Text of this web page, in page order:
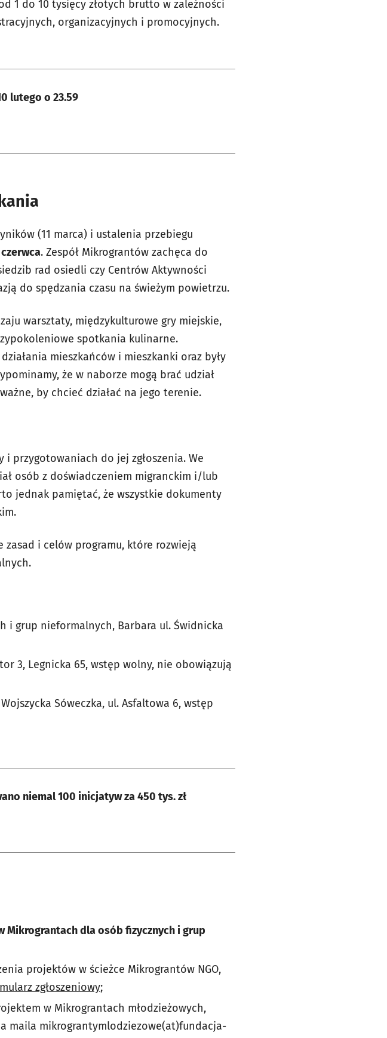
1 do 10 tysięcy złotych brutto w zależności
organizacyjnych i promocyjnych.
lutego o 23.59
(11 marca) i ustalenia przebiegu
. Zespół Mikrograntów zachęca do
rad osiedli czy Centrów Aktywności
do spędzania czasu na świeżym powietrzu.
warsztaty, międzykulturowe gry miejskie,
spotkania kulinarne.
mieszkańców i mieszkanki oraz były
że w naborze mogą brać udział
by chcieć działać na jego terenie.
przygotowaniach do jej zgłoszenia. We
osób z doświadczeniem migranckim i/lub
jednak pamiętać, że wszystkie dokumenty
i celów programu, które rozwieją
i grup nieformalnych, Barbara ul. Świdnicka
3, Legnicka 65, wstęp wolny, nie obowiązują
Sóweczka, ul. Asfaltowa 6, wstęp
niemal 100 inicjatyw za 450 tys. zł
Mikrograntach dla osób fizycznych i grup
projektów w ścieżce Mikrograntów NGO,
zgłoszeniowy;
w Mikrograntach młodzieżowych,
maila mikrograntymlodziezowe(at)fundacja-